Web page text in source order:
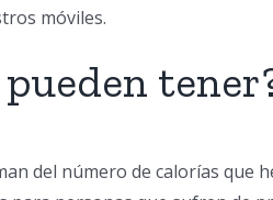
móviles.
del número de calorías que